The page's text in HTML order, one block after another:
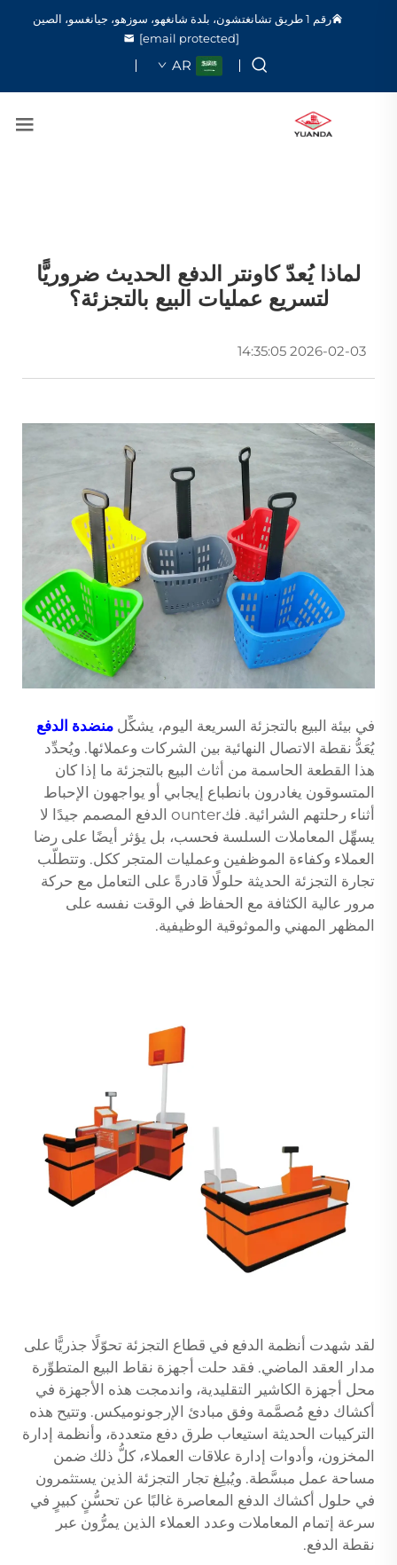
رقم 1 طريق تشانغتشون، بلدة شانغهو، سوزهو، جيانغسو، الصين
[email protected]
AR
لماذا يُعدّ كاونتر الدفع الحديث ضروريًّا
لتسريع عمليات البيع بالتجزئة؟
2026-02-03 14:35:05
في بيئة البيع بالتجزئة السريعة اليوم، يشكِّل منضدة الدفع
يُعَدُّ نقطة الاتصال النهائية بين الشركات وعملائها. ويُحدِّد
هذا القطعة الحاسمة من أثاث البيع بالتجزئة ما إذا كان
المتسوقون يغادرون بانطباع إيجابي أو يواجهون الإحباط
أثناء رحلتهم الشرائية. فكounter الدفع المصمم جيدًا لا
يسهِّل المعاملات السلسة فحسب، بل يؤثر أيضًا على رضا
العملاء وكفاءة الموظفين وعمليات المتجر ككل. وتتطلّب
تجارة التجزئة الحديثة حلولًا قادرةً على التعامل مع حركة
مرور عالية الكثافة مع الحفاظ في الوقت نفسه على
المظهر المهني والموثوقية الوظيفية.
لقد شهدت أنظمة الدفع في قطاع التجزئة تحوّلًا جذريًّا على
مدار العقد الماضي. فقد حلت أجهزة نقاط البيع المتطوِّرة
محل أجهزة الكاشير التقليدية، واندمجت هذه الأجهزة في
أكشاك دفع مُصمَّمة وفق مبادئ الإرجونوميكس. وتتيح هذه
التركيبات الحديثة استيعاب طرق دفع متعددة، وأنظمة إدارة
المخزون، وأدوات إدارة علاقات العملاء، كلُّ ذلك ضمن
مساحة عمل مبسَّطة. ويُبلِغ تجار التجزئة الذين يستثمرون
في حلول أكشاك الدفع المعاصرة غالبًا عن تحسُّنٍ كبيرٍ في
سرعة إتمام المعاملات وعدد العملاء الذين يمرُّون عبر
نقطة الدفع.